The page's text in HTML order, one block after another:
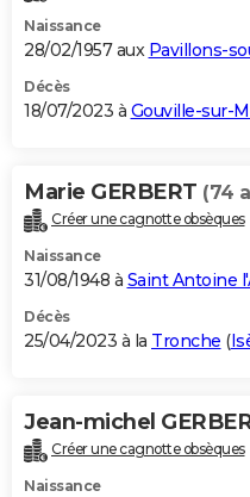
Naissance
28/02/1957 aux Pavillons-
Décès
18/07/2023 à Gouville-sur-
Marie GERBERT (74
Créer une cagnotte obsèques
Naissance
31/08/1948 à Saint Antoine
Décès
25/04/2023 à la Tronche (
Jean-michel
Créer une cagnotte obsèques
Naissance